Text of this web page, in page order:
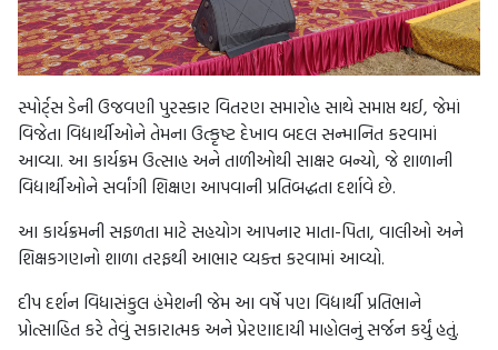
સ્પોર્ટ્સ ડેની ઉજવણી પુરસ્કાર વિતરણ સમારોહ સાથે સમાપ્ત થઈ, જેમાં
વિજેતા વિદ્યાર્થીઓને તેમના ઉત્કૃષ્ટ દેખાવ બદલ સન્માનિત કરવામાં
આવ્યા. આ કાર્યક્રમ ઉત્સાહ અને તાળીઓથી સાક્ષર બન્યો, જે શાળાની
વિદ્યાર્થીઓને સર્વાંગી શિક્ષણ આપવાની પ્રતિબદ્ધતા દર્શાવે છે.
આ કાર્યક્રમની સફળતા માટે સહયોગ આપનાર માતા-પિતા, વાલીઓ અને
શિક્ષકગણનો શાળા તરફથી આભાર વ્યક્ત કરવામાં આવ્યો.
દીપ દર્શન વિધાસંકુલ હંમેશની જેમ આ વર્ષે પણ વિદ્યાર્થી પ્રતિભાને
પ્રોત્સાહિત કરે તેવું સકારાત્મક અને પ્રેરણાદાયી માહોલનું સર્જન કર્યું હતું.